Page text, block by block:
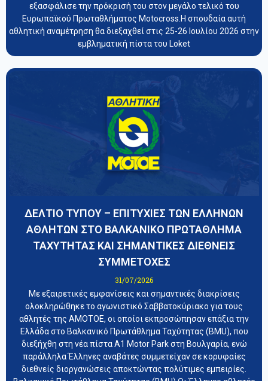
εξασφάλισε την πρόκρισή του στον μεγάλο τελικό του
Ευρωπαϊκού Πρωταθλήματος Motocross.Η σπουδαία αυτή
αθλητική αναμέτρηση θα διεξαχθεί στις 25-26 Ιουλίου 2026 στην
εμβληματική πίστα του Loket
ΔΕΛΤΙΟ ΤΥΠΟΥ – ΕΠΙΤΥΧΙΕΣ ΤΩΝ ΕΛΛΗΝΩΝ
ΑΘΛΗΤΩΝ ΣΤΟ ΒΑΛΚΑΝΙΚΟ ΠΡΩΤΑΘΛΗΜΑ
ΤΑΧΥΤΗΤΑΣ ΚΑΙ ΣΗΜΑΝΤΙΚΕΣ ΔΙΕΘΝΕΙΣ
ΣΥΜΜΕΤΟΧΕΣ
31/07/2026
Με εξαιρετικές εμφανίσεις και σημαντικές διακρίσεις
ολοκληρώθηκε το αγωνιστικό Σαββατοκύριακο για τους
αθλητές της ΑΜΟΤΟΕ, οι οποίοι εκπροσώπησαν επάξια την
Ελλάδα στο Βαλκανικό Πρωτάθλημα Ταχύτητας (BMU), που
διεξήχθη στη νέα πίστα A1 Motor Park στη Βουλγαρία, ενώ
παράλληλα Έλληνες αναβάτες συμμετείχαν σε κορυφαίες
διεθνείς διοργανώσεις αποκτώντας πολύτιμες εμπειρίες.